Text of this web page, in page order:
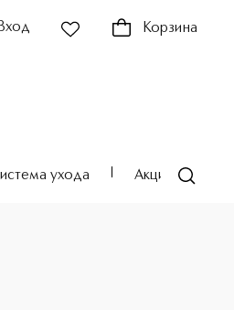
Корзина
ухода Акции